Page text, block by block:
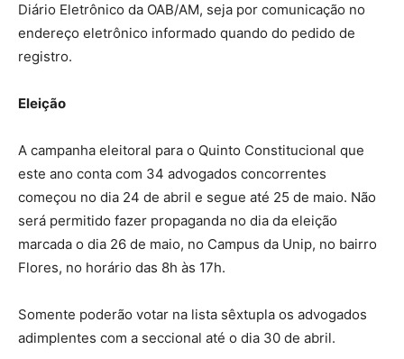
Diário Eletrônico da OAB/AM, seja por comunicação no
endereço eletrônico informado quando do pedido de
registro.
Eleição
A campanha eleitoral para o Quinto Constitucional que
este ano conta com 34 advogados concorrentes
começou no dia 24 de abril e segue até 25 de maio. Não
será permitido fazer propaganda no dia da eleição
marcada o dia 26 de maio, no Campus da Unip, no bairro
Flores, no horário das 8h às 17h.
Somente poderão votar na lista sêxtupla os advogados
adimplentes com a seccional até o dia 30 de abril.